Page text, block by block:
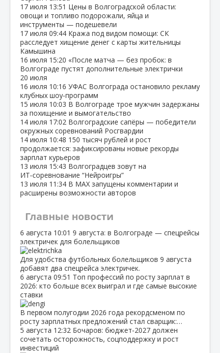
17 июля 13:51 Цены в Волгоградской области:
овощи и топливо подорожали, яйца и
инструменты — подешевели
17 июля 09:44 Кража под видом помощи: СК
расследует хищение денег с карты жительницы
Камышина
16 июля 15:20 «После матча — без пробок: в
Волгограде пустят дополнительные электрички
20 июля
16 июля 10:16 УФАС Волгограда остановило рекламу
клубных шоу‑программ
15 июля 10:03 В Волгограде трое мужчин задержаны
за похищение и вымогательство
14 июля 17:02 Волгоградские сапёры — победители
окружных соревнований Росгвардии
14 июля 10:48 150 тысяч рублей и рост
продолжается: зафиксированы новые рекорды
зарплат курьеров
13 июля 15:43 Волгоградцев зовут на
ИТ‑соревнование “Нейроигры”
13 июля 11:34 В МАХ запущены комментарии и
расширены возможности авторов
Главные новости
6 августа 10:01 9 августа: в Волгограде — спецрейсы
электричек для болельщиков
Для удобства футбольных болельщиков 9 августа
добавят два спецрейса электричек.
6 августа 09:51 Топ профессий по росту зарплат в
2026: кто больше всех выиграл и где самые высокие
ставки
В первом полугодии 2026 года рекордсменом по
росту зарплатных предложений стал сварщик:…
5 августа 12:32 Бочаров: бюджет‑2027 должен
сочетать осторожность, соцподдержку и рост
инвестиций